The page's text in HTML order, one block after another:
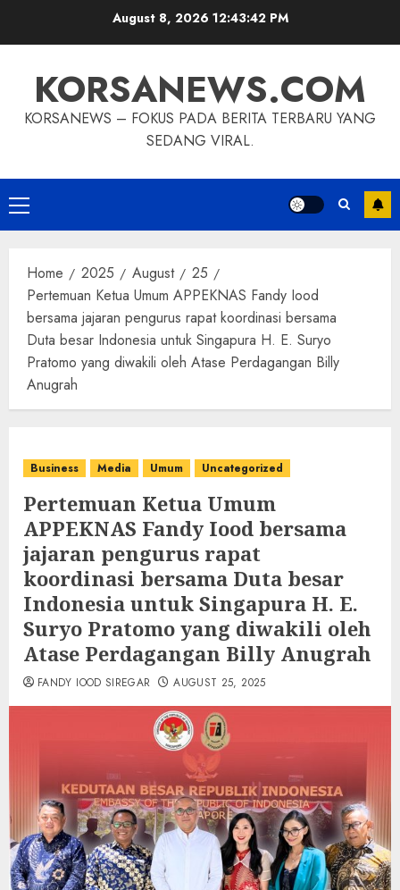
August 8, 2026 12:43:42 PM
KORSANEWS.COM
KORSANEWS – FOKUS PADA BERITA TERBARU YANG
SEDANG VIRAL.
Primary
Menu
Home 2025 August
25
Pertemuan Ketua Umum APPEKNAS Fandy Iood
bersama jajaran pengurus rapat koordinasi bersama
Duta besar Indonesia untuk Singapura H. E. Suryo
Pratomo yang diwakili oleh Atase Perdagangan Billy
Anugrah
Business Media Umum Uncategorized
Pertemuan Ketua Umum
APPEKNAS Fandy Iood bersama
jajaran pengurus rapat
koordinasi bersama Duta besar
Indonesia untuk Singapura H. E.
Suryo Pratomo yang diwakili oleh
Atase Perdagangan Billy Anugrah
FANDY IOOD SIREGAR AUGUST 25, 2025